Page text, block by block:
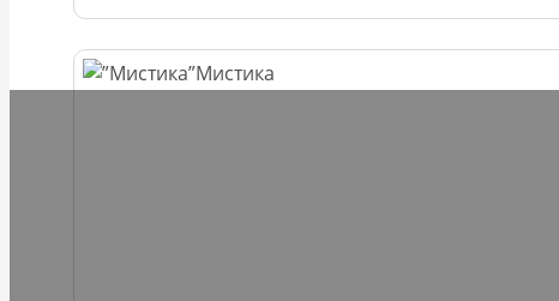
Мистика